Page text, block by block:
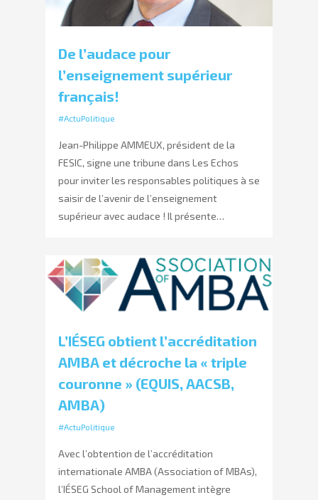
De l’audace pour
l’enseignement supérieur
français!
#ActuPolitique
Jean-Philippe AMMEUX, président de la
FESIC, signe une tribune dans Les Echos
pour inviter les responsables politiques à se
saisir de l’avenir de l’enseignement
supérieur avec audace ! Il présente…
L’IÉSEG obtient l’accréditation
AMBA et décroche la « triple
couronne » (EQUIS, AACSB,
AMBA)
#ActuPolitique
Avec l’obtention de l’accréditation
internationale AMBA (Association of MBAs),
l’IÉSEG School of Management intègre